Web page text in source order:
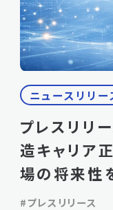
ニュースリリー
プレスリリ
造キャリア
場の将来性
#プレスリリース